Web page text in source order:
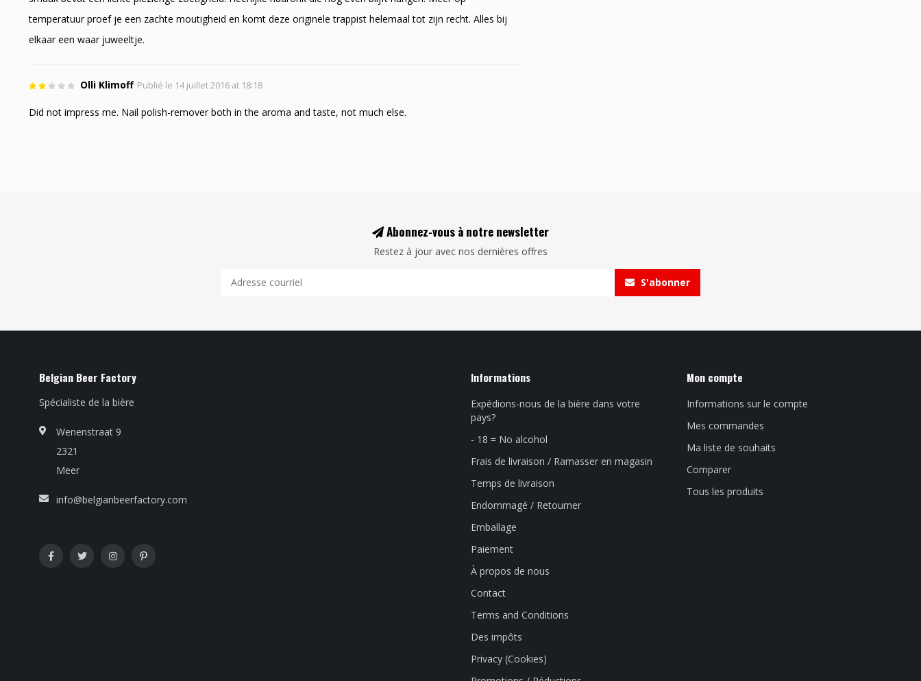
temperatuur proef je een zachte moutigheid en komt deze originele trappist helemaal tot zijn recht. Alles bij
elkaar een waar juweeltje.
Olli Klimoff Publié le 14 juillet 2016 at 18:18
Did not impress me. Nail polish-remover both in the aroma and taste, not much else.
Abonnez-vous à notre newsletter
Restez à jour avec nos dernières offres
S'abonner
Belgian Beer Factory
Spécialiste de la bière
Wenenstraat 9
2321
Meer
info@belgianbeerfactory.com
Informations
Expédions-nous de la bière dans votre
pays?
- 18 = No alcohol
Frais de livraison / Ramasser en magasin
Temps de livraison
Endommagé / Retourner
Emballage
Paiement
À propos de nous
Contact
Terms and Conditions
Des impôts
Privacy (Cookies)
Mon compte
Informations sur le compte
Mes commandes
Ma liste de souhaits
Comparer
Tous les produits